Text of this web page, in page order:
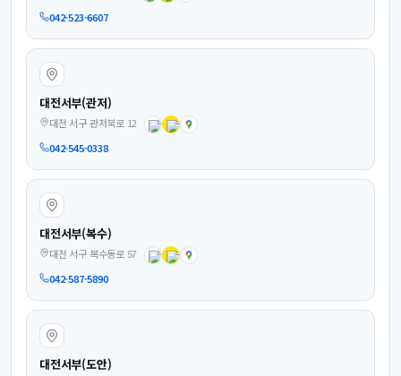
042-523-6607
대전서부(관저)
대전 서구 관저북로 12
042-545-0338
대전서부(복수)
대전 서구 복수동로 57
042-587-5890
대전서부(도안)